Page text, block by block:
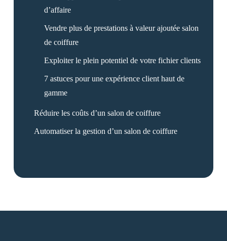
d’affaire
Vendre plus de prestations à valeur ajoutée salon
de coiffure
Exploiter le plein potentiel de votre fichier clients
7 astuces pour une expérience client haut de
gamme
Réduire les coûts d’un salon de coiffure
Automatiser la gestion d’un salon de coiffure